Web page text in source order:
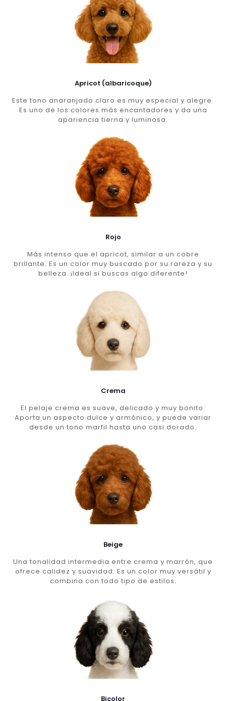
Apricot (albaricoque)
Este tono anaranjado claro es muy especial y alegre.
Es uno de los colores más encantadores y da una
apariencia tierna y luminosa.
Rojo
Más intenso que el apricot, similar a un cobre
brillante. Es un color muy buscado por su rareza y su
belleza. ¡Ideal si buscas algo diferente!
Crema
El pelaje crema es suave, delicado y muy bonito.
Aporta un aspecto dulce y armónico, y puede variar
desde un tono marfil hasta uno casi dorado.
Beige
Una tonalidad intermedia entre crema y marrón, que
ofrece calidez y suavidad. Es un color muy versátil y
combina con todo tipo de estilos.
Bicolor